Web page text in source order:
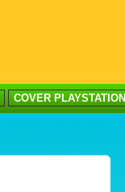
COVER PLAYSTATION